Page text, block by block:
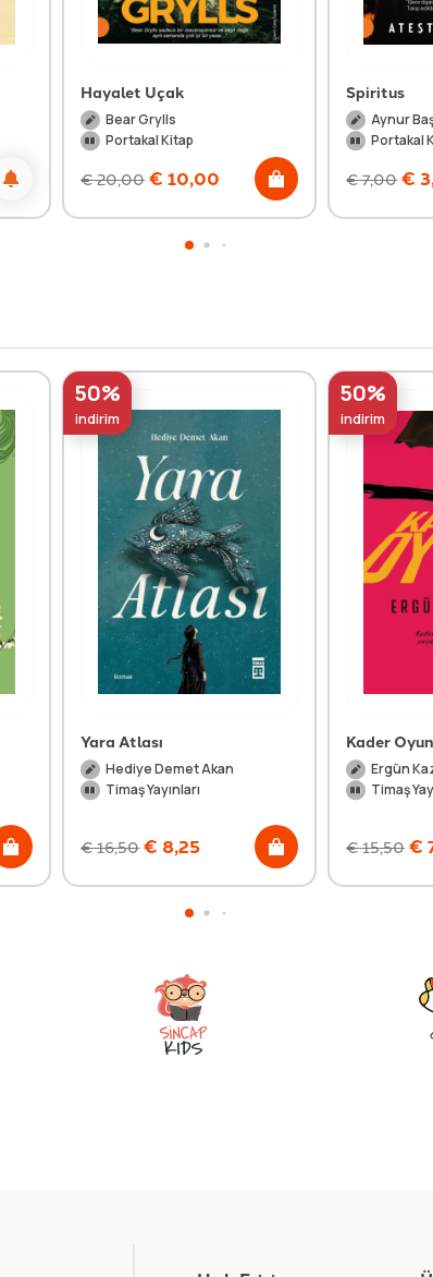
Hayalet Uçak
Bear Grylls
Portakal Kitap
€20,00 € 10,00
Spiritus
Aynur
Portakal
€7,00 €
50%
indirim
Yara Atlası
Hediye Demet Akan
Timaş Yayınları
€16,50 € 8,25
50%
indirim
Kader
Ergün
Timaş
€15,50 €